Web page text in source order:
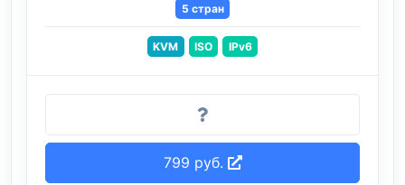
5 стран
KVM ISO IPv6
799 руб.